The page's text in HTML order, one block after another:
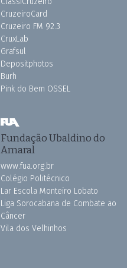
CruzeiroCard
Cruzeiro FM 92.3
CruxLab
Grafsul
Depositphotos
Burh
Pink do Bem OSSEL
Fundação Ubaldino do
Amaral
www.fua.org.br
Colégio Politécnico
Lar Escola Monteiro Lobato
Liga Sorocabana de Combate ao
Câncer
Vila dos Velhinhos